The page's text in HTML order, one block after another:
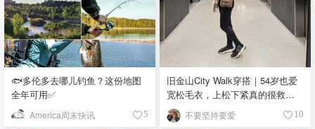
🐟多伦多去哪儿钓鱼？这份地图
全年可用✅
America周末快讯 5
旧金山City Walk穿搭｜54岁也爱
宽松毛衣，上松下紧真的很救比
例
不要坚持要爱 10